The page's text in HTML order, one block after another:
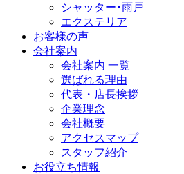
シャッター･雨戸
エクステリア
お客様の声
会社案内
会社案内 一覧
選ばれる理由
代表・店長挨拶
企業理念
会社概要
アクセスマップ
スタッフ紹介
お役立ち情報